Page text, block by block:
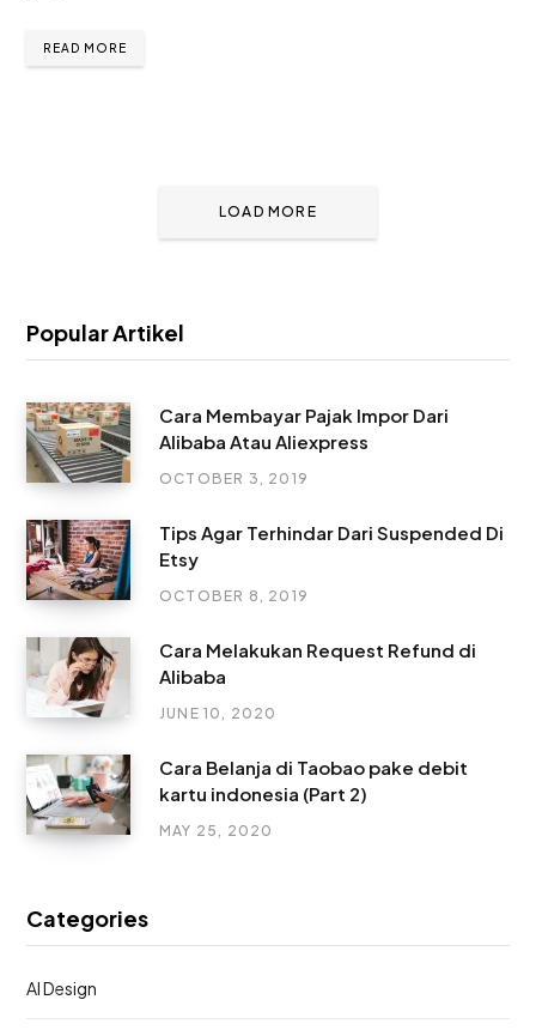
READ MORE
LOAD MORE
Popular Artikel
Cara Membayar Pajak Impor Dari
Alibaba Atau Aliexpress
OCTOBER 3, 2019
Tips Agar Terhindar Dari Suspended Di
Etsy
OCTOBER 8, 2019
Cara Melakukan Request Refund di
Alibaba
JUNE 10, 2020
Cara Belanja di Taobao pake debit
kartu indonesia (Part 2)
MAY 25, 2020
Categories
AI Design